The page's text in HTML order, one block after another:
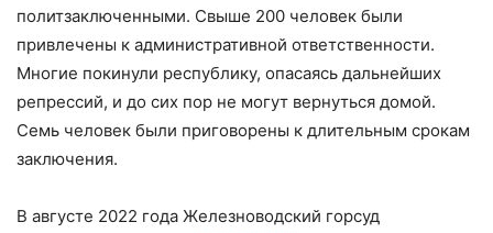
политзаключенными. Свыше 200 человек были
привлечены к административной ответственности.
Многие покинули республику, опасаясь дальнейших
репрессий, и до сих пор не могут вернуться домой.
Семь человек были приговорены к длительным срокам
заключения.
В августе 2022 года Железноводский горсуд